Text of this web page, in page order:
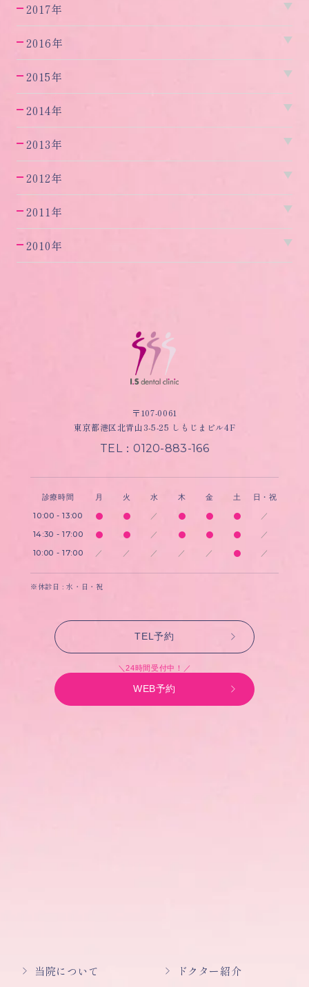
2017年
2016年
2015年
2014年
2013年
2012年
2011年
2010年
〒107-0061
東京都港区北青山3-5-25 しもじまビル4F
TEL：0120-883-166
診療時間 月 火 水 木 金 土 日・祝
10:00 - 13:00 ／ ／
14:30 - 17:00 ／ ／
10:00 - 17:00 ／ ／ ／ ／ ／ ／
※休診日 : 水・日・祝
TEL予約
＼24時間受付中！／
WEB予約
当院について ドクター紹介